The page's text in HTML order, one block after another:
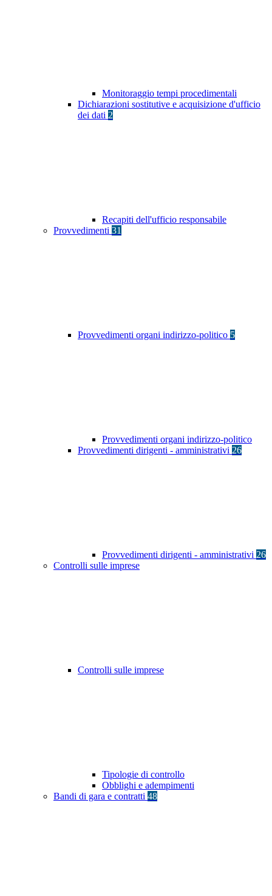
Monitoraggio tempi procedimentali
Dichiarazioni sostitutive e acquisizione d'ufficio
dei dati 2
Recapiti dell'ufficio responsabile
Provvedimenti 31
Provvedimenti organi indirizzo-politico 5
Provvedimenti organi indirizzo-politico
Provvedimenti dirigenti - amministrativi 26
Provvedimenti dirigenti - amministrativi 26
Controlli sulle imprese
Controlli sulle imprese
Tipologie di controllo
Obblighi e adempimenti
Bandi di gara e contratti 48